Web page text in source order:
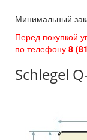
Минимальный
Перед покупкой
по телефону 8
Schlegel